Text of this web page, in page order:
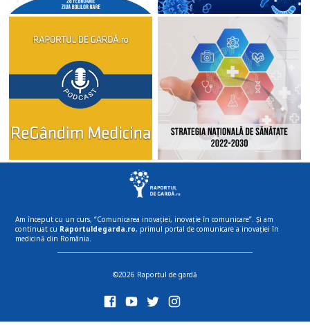
Am început cu un curs, “Comunicarea inovației, inovație în comunicare”. Și am
continuat cu Raportuldegarda.ro, primul portal de comunicare a inovației în
medicină din România.
©2026 Raportul de gardă